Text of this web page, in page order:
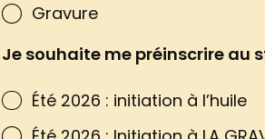
Gravure
Je souhaite me préinscrire au
Été 2026 : initiation à l’huile